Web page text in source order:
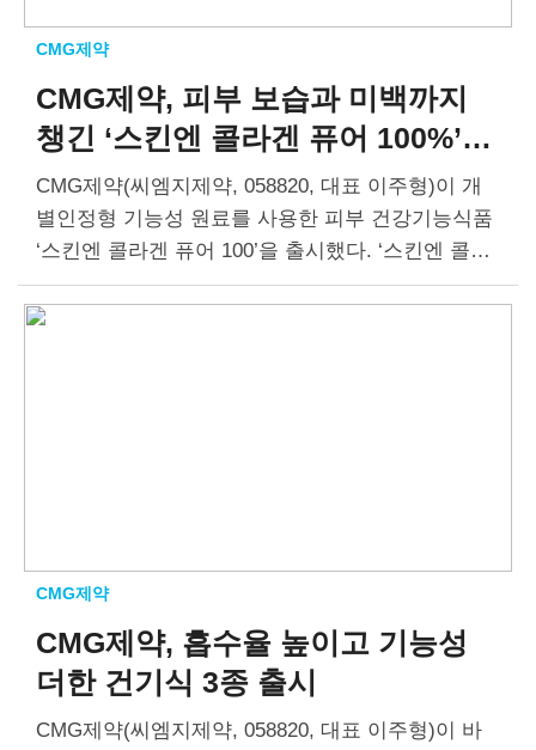
CMG제약
CMG제약, 피부 보습과 미백까지
챙긴 ‘스킨엔 콜라겐 퓨어 100%’
출시
CMG제약(씨엠지제약, 058820, 대표 이주형)이 개
별인정형 기능성 원료를 사용한 피부 건강기능식품
‘스킨엔 콜라겐 퓨어 100’을 출시했다. ‘스킨엔 콜라
겐 퓨어 100’은 식품의약품안전처로부터 기능성을
인정받은 개별인정형 원료인 ‘저분자 콜라겐 펩타이
CMG제약
CMG제약, 흡수율 높이고 기능성
더한 건기식 3종 출시
CMG제약(씨엠지제약, 058820, 대표 이주형)이 바